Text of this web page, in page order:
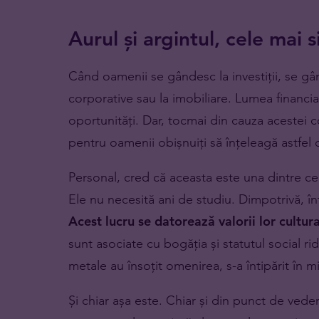
Aurul și argintul, cele mai
Când oamenii se gândesc la investiții, se
corporative sau la imobiliare. Lumea
oportunități. Dar, tocmai din cauza acestei
pentru oamenii obișnuiți să înțeleagă astfel
Personal, cred că aceasta este una dintre
Ele nu necesită ani de studiu. Dimpotrivă,
Acest lucru se datorează valorii lor
sunt asociate cu bogăția și statutul social
metale au însoțit omenirea, s-a întipărit în
Și chiar așa este. Chiar și din punct de